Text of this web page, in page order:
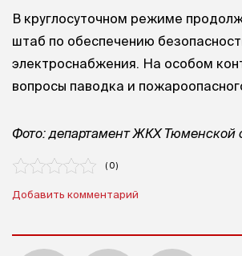
В круглосуточном режиме
штаб по обеспечению
электроснабжения. На особом
вопросы паводка и
Фото: департамент ЖКХ Тюменской
( 0 )
Добавить комментарий